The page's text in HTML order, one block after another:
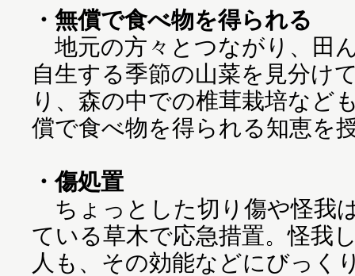
・無償で食べ物を得られる
地元の方々とつながり、田
自生する季節の山菜を見分け
り、森の中での椎茸栽培など
償で食べ物を得られる知恵を
・傷処置
ちょっとした切り傷や怪我
ている草木で応急措置。怪我
人も、その効能などにびっく